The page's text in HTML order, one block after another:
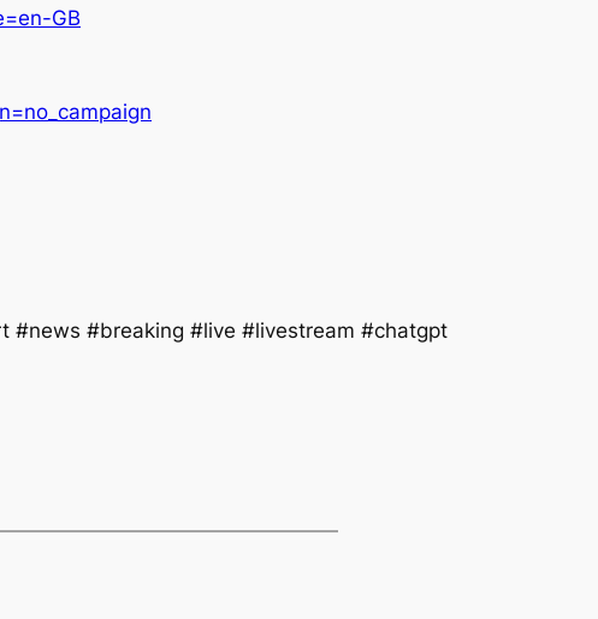
GB
#breaking #live #livestream #chatgpt